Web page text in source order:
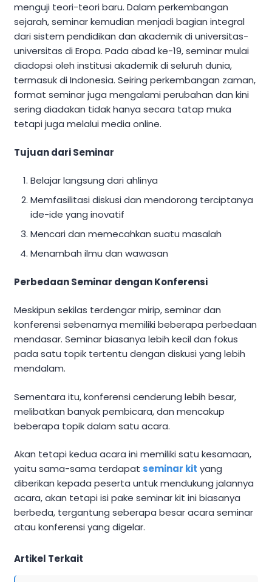
menguji teori-teori baru. Dalam perkembangan
sejarah, seminar kemudian menjadi bagian integral
dari sistem pendidikan dan akademik di universitas-
universitas di Eropa. Pada abad ke-19, seminar mulai
diadopsi oleh institusi akademik di seluruh dunia,
termasuk di Indonesia. Seiring perkembangan zaman,
format seminar juga mengalami perubahan dan kini
sering diadakan tidak hanya secara tatap muka
tetapi juga melalui media online.
Tujuan dari Seminar
Belajar langsung dari ahlinya
Memfasilitasi diskusi dan mendorong terciptanya
ide-ide yang inovatif
Mencari dan memecahkan suatu masalah
Menambah ilmu dan wawasan
Perbedaan Seminar dengan Konferensi
Meskipun sekilas terdengar mirip, seminar dan
konferensi sebenarnya memiliki beberapa perbedaan
mendasar. Seminar biasanya lebih kecil dan fokus
pada satu topik tertentu dengan diskusi yang lebih
mendalam.
Sementara itu, konferensi cenderung lebih besar,
melibatkan banyak pembicara, dan mencakup
beberapa topik dalam satu acara.
Akan tetapi kedua acara ini memiliki satu kesamaan,
yaitu sama-sama terdapat seminar kit yang
diberikan kepada peserta untuk mendukung jalannya
acara, akan tetapi isi pake seminar kit ini biasanya
berbeda, tergantung seberapa besar acara seminar
atau konferensi yang digelar.
Artikel Terkait